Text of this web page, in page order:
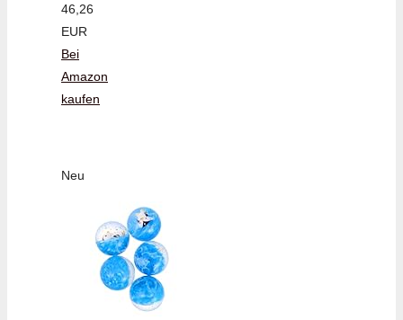
46,26
EUR
Bei
Amazon
kaufen
Neu